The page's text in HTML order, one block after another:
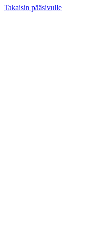
Takaisin pääsivulle